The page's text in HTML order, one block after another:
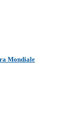
Mondiale